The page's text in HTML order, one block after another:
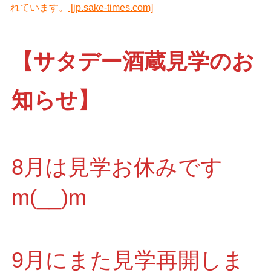
れています。
[jp.sake-times.com]
【サタデー酒蔵見学のお
知らせ】
8月は見学お休みです
m(__)m
9月にまた見学再開しま